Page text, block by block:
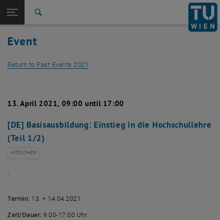
TU Login
Quicklinks
Toggle quicklinks menu
Studies
International
Detail View 2021
Event
Return to Past Events 2021
13. April 2021, 09:00 until 17:00
[DE] Basisausbildung: Einstieg in die Hochschullehre
(Teil 1/2)
WORKSHOP
.
Termin: 13. + 14.04.2021
Zeit/Dauer:9:00-17:00 Uhr